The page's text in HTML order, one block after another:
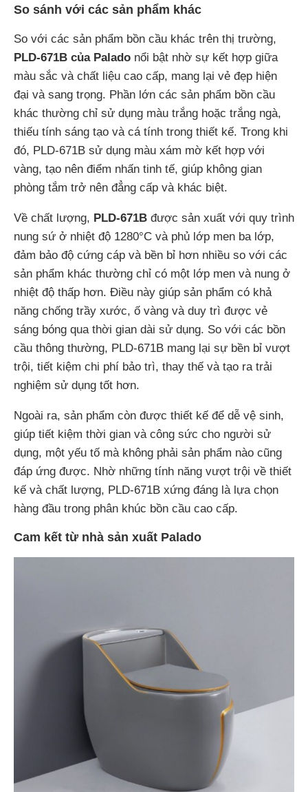
So sánh với các sản phẩm khác
So với các sản phẩm bồn cầu khác trên thị trường,
PLD-671B của Palado nổi bật nhờ sự kết hợp giữa
màu sắc và chất liệu cao cấp, mang lại vẻ đẹp hiện
đại và sang trọng. Phần lớn các sản phẩm bồn cầu
khác thường chỉ sử dụng màu trắng hoặc trắng ngà,
thiếu tính sáng tạo và cá tính trong thiết kế. Trong khi
đó, PLD-671B sử dụng màu xám mờ kết hợp với
vàng, tạo nên điểm nhấn tinh tế, giúp không gian
phòng tắm trở nên đẳng cấp và khác biệt.
Về chất lượng, PLD-671B được sản xuất với quy trình
nung sứ ở nhiệt độ 1280°C và phủ lớp men ba lớp,
đảm bảo độ cứng cáp và bền bỉ hơn nhiều so với các
sản phẩm khác thường chỉ có một lớp men và nung ở
nhiệt độ thấp hơn. Điều này giúp sản phẩm có khả
năng chống trầy xước, ố vàng và duy trì được vẻ
sáng bóng qua thời gian dài sử dụng. So với các bồn
cầu thông thường, PLD-671B mang lại sự bền bỉ vượt
trội, tiết kiệm chi phí bảo trì, thay thế và tạo ra trải
nghiệm sử dụng tốt hơn.
Ngoài ra, sản phẩm còn được thiết kế để dễ vệ sinh,
giúp tiết kiệm thời gian và công sức cho người sử
dụng, một yếu tố mà không phải sản phẩm nào cũng
đáp ứng được. Nhờ những tính năng vượt trội về thiết
kế và chất lượng, PLD-671B xứng đáng là lựa chọn
hàng đầu trong phân khúc bồn cầu cao cấp.
Cam kết từ nhà sản xuất Palado